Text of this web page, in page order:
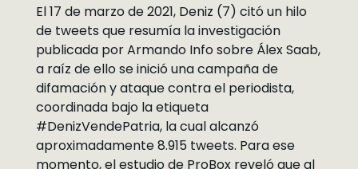
El 17 de marzo de 2021, Deniz (7) citó un hilo
de tweets que resumía la investigación
publicada por Armando Info sobre Álex Saab,
a raíz de ello se inició una campaña de
difamación y ataque contra el periodista,
coordinada bajo la etiqueta
#DenizVendePatria, la cual alcanzó
aproximadamente 8.915 tweets. Para ese
momento, el estudio de ProBox reveló que al